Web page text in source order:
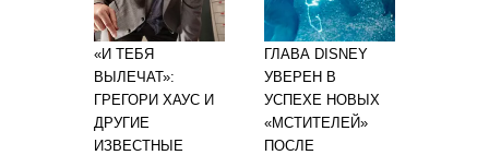
«И ТЕБЯ
ВЫЛЕЧАТ»:
ГРЕГОРИ ХАУС И
ДРУГИЕ
ИЗВЕСТНЫЕ
ГЛАВА DISNEY
УВЕРЕН В
УСПЕХЕ НОВЫХ
«МСТИТЕЛЕЙ»
ПОСЛЕ